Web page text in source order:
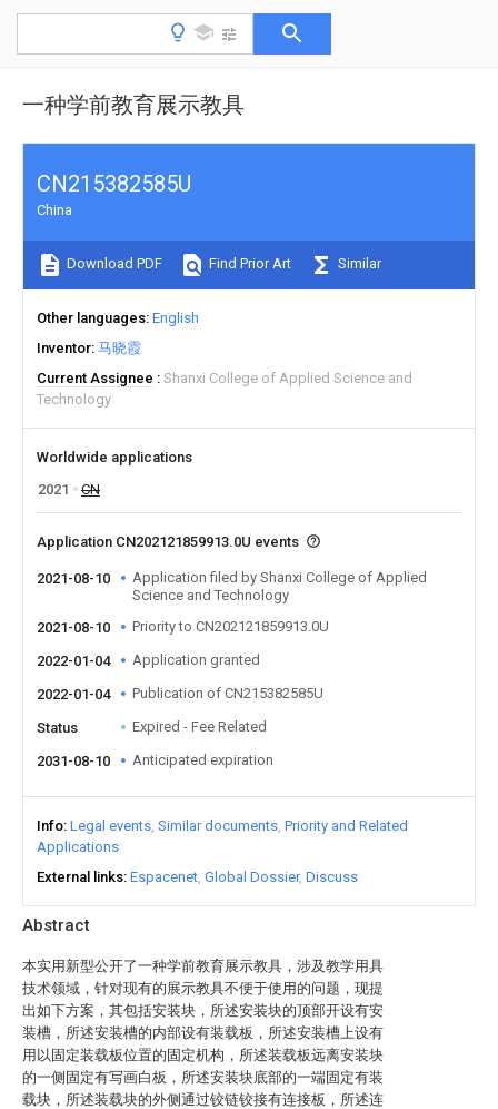
一种学前教育展示教具
Abstract
本实用新型公开了一种学前教育展示教具，涉及教学用具
技术领域，针对现有的展示教具不便于使用的问题，现提
出如下方案，其包括安装块，所述安装块的顶部开设有安
装槽，所述安装槽的内部设有装载板，所述安装槽上设有
用以固定装载板位置的固定机构，所述装载板远离安装块
的一侧固定有写画白板，所述安装块底部的一端固定有装
载块，所述装载块的外侧通过铰链铰接有连接板，所述连
CN215382585U
China
Download PDF Find Prior Art Similar
Other languages English
Inventor 马晓霞
Current Assignee
Shanxi College of Applied Science and
Technology
Worldwide applications
2021
CN
Application CN202121859913.0U events
2021-08-10
Application filed by Shanxi College of Applied
Science and Technology
2021-08-10
Priority to CN202121859913.0U
2022-01-04 Application granted
2022-01-04 Publication of CN215382585U
Status Expired - Fee Related
2031-08-10 Anticipated expiration
Info Legal events Similar documents Priority and Related
Applications
External links Espacenet Global Dossier Discuss